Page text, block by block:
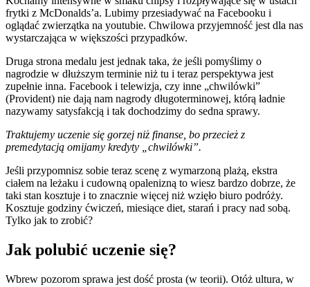
frytki z McDonalds’a. Lubimy przesiadywać na Facebooku i
oglądać zwierzątka na youtubie. Chwilowa przyjemność jest dla nas
wystarczająca w większości przypadków.
Druga strona medalu jest jednak taka, że jeśli pomyślimy o
nagrodzie w dłuższym terminie niż tu i teraz perspektywa jest
zupełnie inna. Facebook i telewizja, czy inne „chwilówki”
(Provident) nie dają nam nagrody długoterminowej, którą ładnie
nazywamy satysfakcją i tak dochodzimy do sedna sprawy.
Traktujemy uczenie się gorzej niż finanse, bo przecież z
premedytacją omijamy kredyty „chwilówki”.
Jeśli przypomnisz sobie teraz scenę z wymarzoną plażą, ekstra
ciałem na leżaku i cudowną opalenizną to wiesz bardzo dobrze, że
taki stan kosztuje i to znacznie więcej niż wzięło biuro podróży.
Kosztuje godziny ćwiczeń, miesiące diet, starań i pracy nad sobą.
Tylko jak to zrobić?
Jak polubić uczenie się?
Wbrew pozorom sprawa jest dość prosta (w teorii). Otóż ultura, w